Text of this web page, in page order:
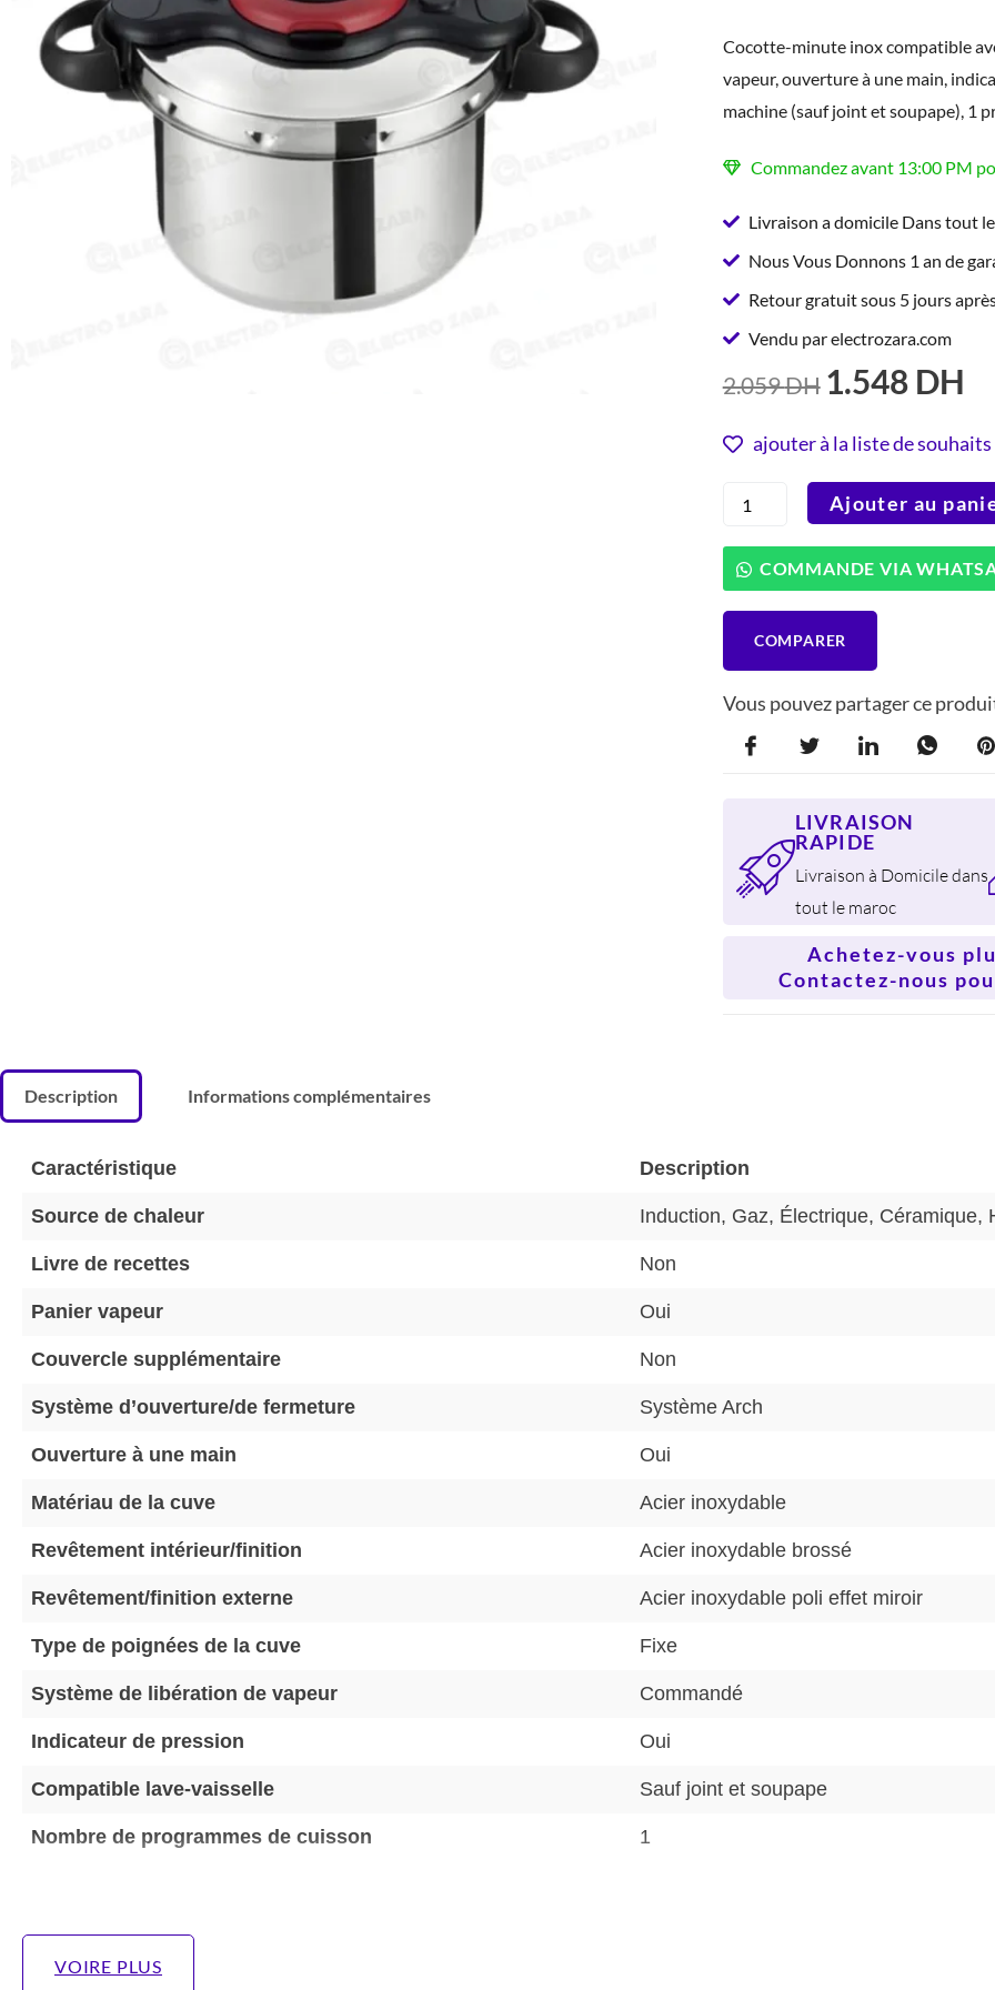
Cocotte-minute inox compatible
vapeur, ouverture à une main,
machine (sauf joint et soupape), 1
Commandez avant 13:00 PM
Livraison a domicile Dans tout
Nous Vous Donnons 1 an de
Retour gratuit sous 5 jours
Vendu par electrozara.com
2.059DH LE
INITIAL
ÉTAIT :
2.059 DH.
1.548 DH
ajouter à la liste de souhaits
P4624966
Cocotte
Easy
9
Litres
Ajouter au
COMMANDE VIA
COMPARER
Vous pouvez partager ce
LIVRAISON
RAPIDE
Livraison à Domicile dans
tout le maroc
Achetez-vous
Contactez-nous
Description Informations complémentaires
Caractéristique Description
Source de chaleur Induction, Gaz, Électrique, Céramique,
Livre de recettes Non
Panier vapeur Oui
Couvercle supplémentaire Non
Système d’ouverture/de fermeture Système Arch
Ouverture à une main Oui
Matériau de la cuve Acier inoxydable
Revêtement intérieur/finition Acier inoxydable brossé
Revêtement/finition externe Acier inoxydable poli effet miroir
Type de poignées de la cuve Fixe
Système de libération de vapeur Commandé
Indicateur de pression Oui
Compatible lave-vaisselle Sauf joint et soupape
Nombre de programmes de cuisson 1
VOIRE PLUS